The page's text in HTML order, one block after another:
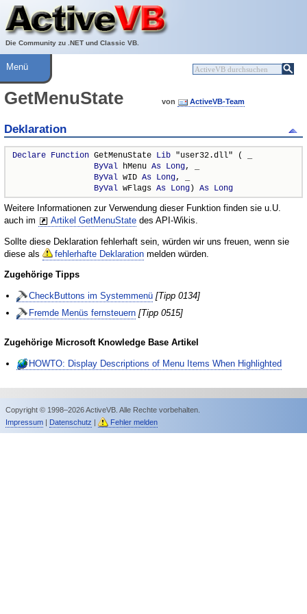
Die Community zu .NET und Classic VB.
Über ActiveVB
Hilfe
Menü
GetMenuState von ActiveVB-Team
Deklaration
Declare Function GetMenuState Lib "user32.dll" ( _
ByVal hMenu As Long, _
ByVal wID As Long, _
ByVal wFlags As Long) As Long
Weitere Informationen zur Verwendung dieser Funktion finden sie u.U.
auch im
Artikel GetMenuState des API-Wikis.
Sollte diese Deklaration fehlerhaft sein, würden wir uns freuen, wenn sie
diese als
fehlerhafte Deklaration melden würden.
Zugehörige Tipps
CheckButtons im Systemmenü [Tipp 0134]
Fremde Menüs fernsteuern [Tipp 0515]
Zugehörige Microsoft Knowledge Base Artikel
HOWTO: Display Descriptions of Menu Items When Highlighted
Copyright © 1998–2026 ActiveVB. Alle Rechte vorbehalten.
Impressum| Datenschutz | Fehler melden